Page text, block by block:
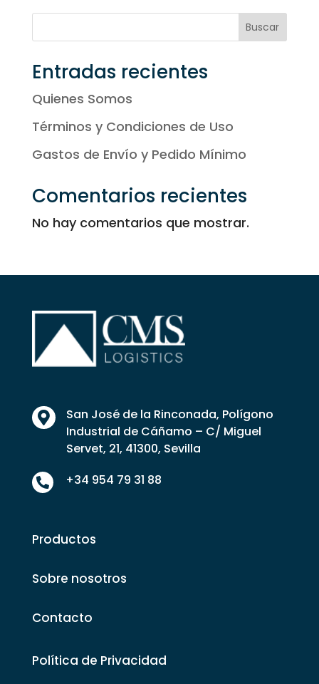
desde
hasta
Buscar
Entradas recientes
Quienes Somos
Términos y Condiciones de Uso
Gastos de Envío y Pedido Mínimo
Comentarios recientes
No hay comentarios que mostrar.

San José de la Rinconada, Polígono
Industrial de Cáñamo – C/ Miguel
Servet, 21, 41300, Sevilla
 +34 954 79 31 88
Productos
Sobre nosotros
Contacto
Política de Privacidad